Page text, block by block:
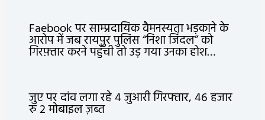
Faebook पर साम्प्रदायिक वैमनस्यता भड़काने के
आरोप में जब रायपुर पुलिस “निशा जिंदल” को
गिरफ़्तार करने पहुँची तो उड़ गया उनका होश…
जुए पर दांव लगा रहे 4 जुआरी गिरफ्तार, 46 हजार
रु 2 मोबाइल ज़ब्त